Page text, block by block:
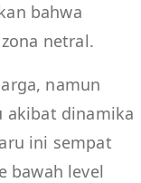
bahwa
netral.
namun
akibat dinamika
ini sempat
bawah level